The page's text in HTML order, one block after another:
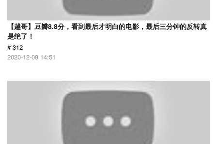
【越哥】豆瓣8.8分，看到最后才明白的电影，最后三分钟的反转真
是绝了！
# 312
2020-12-09 14:51